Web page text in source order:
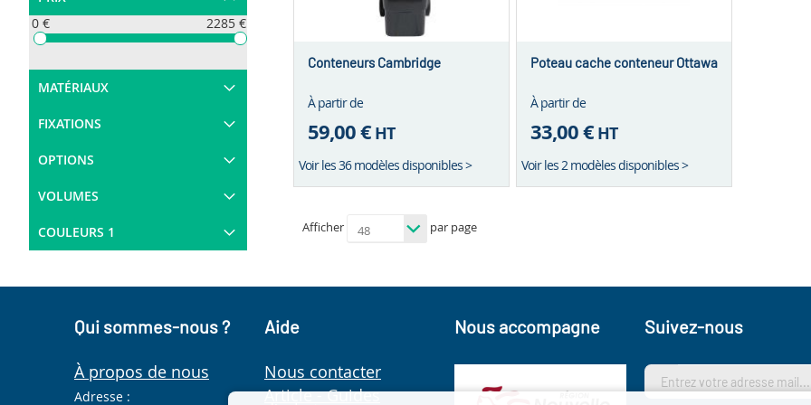
Conteneurs Cambridge
À partir de
59,00 €HT
Voir les 36 modèles disponibles >
Poteau cache conteneur Ottawa
À partir de
33,00 €HT
Voir les 2 modèles disponibles >
Afficher par page
0 €
2285 €
MATÉRIAUX
FIXATIONS
OPTIONS
VOLUMES
COULEURS 1
Qui sommes-nous ?
À propos de nous
Adresse :
Aide
Nous contacter
Article - Guides
Nous accompagne Suivez-nous